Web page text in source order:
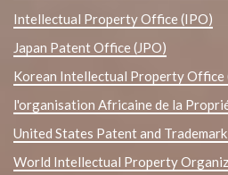
Intellectual Property Office (IPO)
Japan Patent Office (JPO)
Korean Intellectual Property Office
l'organisation Africaine de la
United States Patent and
World Intellectual Property